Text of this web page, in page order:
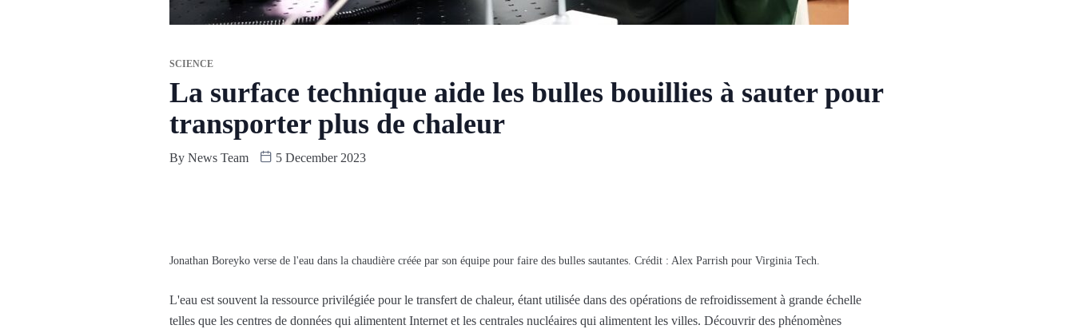
SCIENCE
La surface technique aide les bulles bouillies à sauter pour
transporter plus de chaleur
By News Team 5 December 2023
Jonathan Boreyko verse de l'eau dans la chaudière créée par son équipe pour faire des bulles sautantes. Crédit : Alex Parrish pour Virginia Tech.
L'eau est souvent la ressource privilégiée pour le transfert de chaleur, étant utilisée dans des opérations de refroidissement à grande échelle
telles que les centres de données qui alimentent Internet et les centrales nucléaires qui alimentent les villes. Découvrir des phénomènes